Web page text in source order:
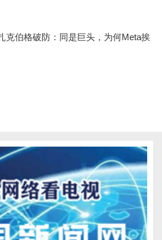
克伯格破防：同是巨头，为何Meta挨